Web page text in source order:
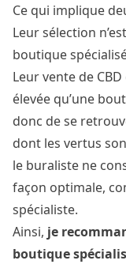
Ce qui implique
Leur sélection
boutique
Leur vente de
élevée qu’une
donc de se
dont les vertus
le buraliste ne
façon optimale,
spécialiste.
Ainsi, je
boutique